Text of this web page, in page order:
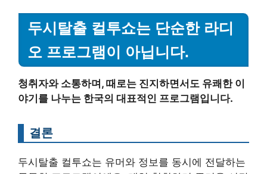
두시탈출 컬투쇼는 단순한 라디
오 프로그램이 아닙니다.
청취자와 소통하며, 때로는 진지하면서도 유쾌한 이
야기를 나누는 한국의 대표적인 프로그램입니다.
결론
두시탈출 컬투쇼는 유머와 정보를 동시에 전달하는